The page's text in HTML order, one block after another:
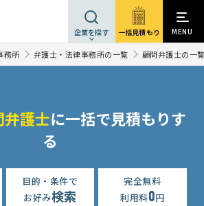
企業を探す 一括見積もり MENU
務所 弁護士・法律事務所の一覧 顧問弁護士の一
護士に一括で見積もりす
る
目的・条件で
お好み検索
完全無料
利用料0円